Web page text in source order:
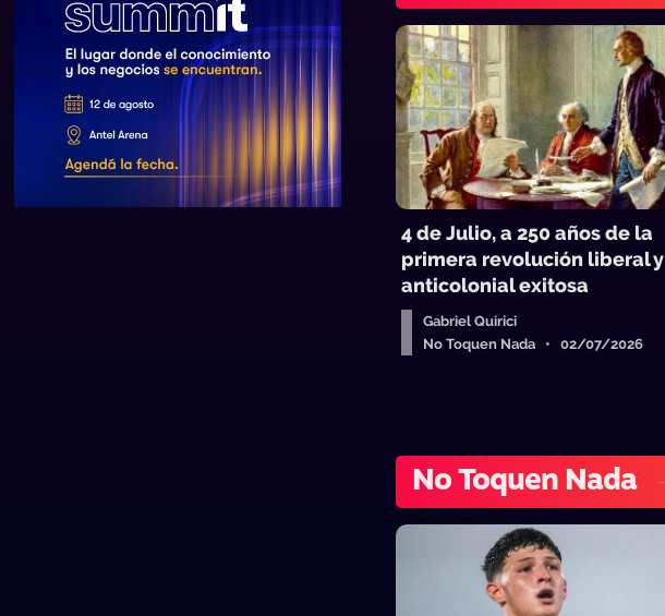
4 de Julio, a 250 años de la
primera revolución liberal y
anticolonial exitosa
Gabriel Quirici
No Toquen Nada • 02/07/2026
No Toquen Nada